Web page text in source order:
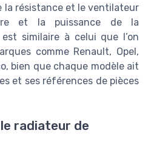
la résistance et le ventilateur
et la puissance de la
similaire à celui que l’on
comme Renault, Opel,
bien que chaque modèle ait
et ses références de pièces
radiateur de